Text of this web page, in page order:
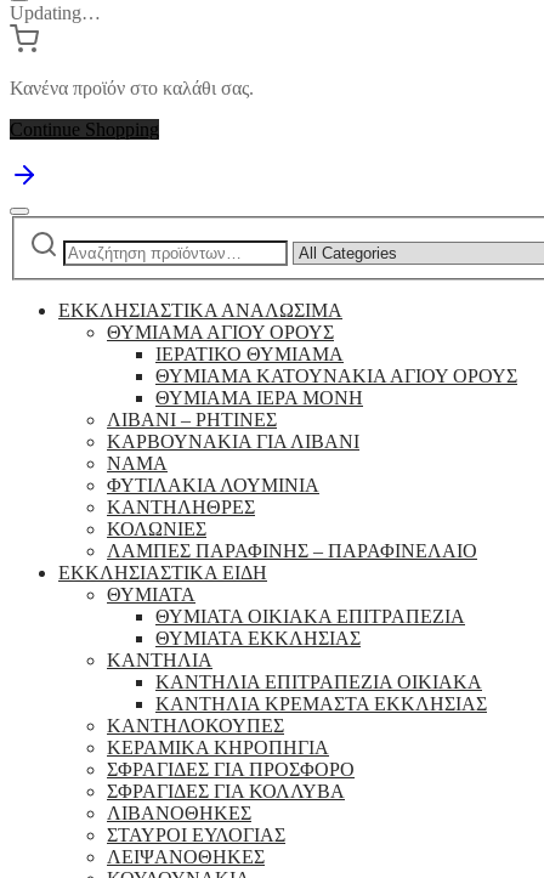
Updating…
Κανένα προϊόν στο καλάθι σας.
Continue Shopping
Αναζήτηση
για:
by
category:
ΕΚΚΛΗΣΙΑΣΤΙΚΑ ΑΝΑΛΩΣΙΜΑ
ΘΥΜΙΑΜΑ ΑΓΙΟΥ ΟΡΟΥΣ
ΙΕΡΑΤΙΚΟ ΘΥΜΙΑΜΑ
ΘΥΜΙΑΜΑ ΚΑΤΟΥΝΑΚΙΑ ΑΓΙΟΥ ΟΡΟΥΣ
ΘΥΜΙΑΜΑ ΙΕΡΑ ΜΟΝΗ
ΛΙΒΑΝΙ – ΡΗΤΙΝΕΣ
ΚΑΡΒΟΥΝΑΚΙΑ ΓΙΑ ΛΙΒΑΝΙ
ΝΑΜΑ
ΦΥΤΙΛΑΚΙΑ ΛΟΥΜΙΝΙΑ
ΚΑΝΤΗΛΗΘΡΕΣ
ΚΟΛΩΝΙΕΣ
ΛΑΜΠΕΣ ΠΑΡΑΦΙΝΗΣ – ΠΑΡΑΦΙΝΕΛΑΙΟ
ΕΚΚΛΗΣΙΑΣΤΙΚΑ ΕΙΔΗ
ΘΥΜΙΑΤΑ
ΘΥΜΙΑΤΑ ΟΙΚΙΑΚΑ ΕΠΙΤΡΑΠΕΖΙΑ
ΘΥΜΙΑΤΑ ΕΚΚΛΗΣΙΑΣ
ΚΑΝΤΗΛΙΑ
ΚΑΝΤΗΛΙΑ ΕΠΙΤΡΑΠΕΖΙΑ ΟΙΚΙΑΚΑ
ΚΑΝΤΗΛΙΑ ΚΡΕΜΑΣΤΑ ΕΚΚΛΗΣΙΑΣ
ΚΑΝΤΗΛΟΚΟΥΠΕΣ
ΚΕΡΑΜΙΚΑ ΚΗΡΟΠΗΓΙΑ
ΣΦΡΑΓΙΔΕΣ ΓΙΑ ΠΡΟΣΦΟΡΟ
ΣΦΡΑΓΙΔΕΣ ΓΙΑ ΚΟΛΛΥΒΑ
ΛΙΒΑΝΟΘΗΚΕΣ
ΣΤΑΥΡΟΙ ΕΥΛΟΓΙΑΣ
ΛΕΙΨΑΝΟΘΗΚΕΣ